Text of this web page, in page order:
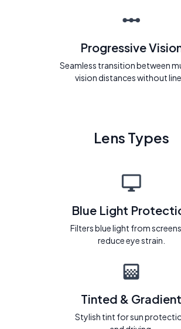
Progressive
Seamless transition between
vision distances without
Lens Types
Blue Light
Filters blue light from
reduce eye strain.
Tinted & Gradient
Stylish tint for sun